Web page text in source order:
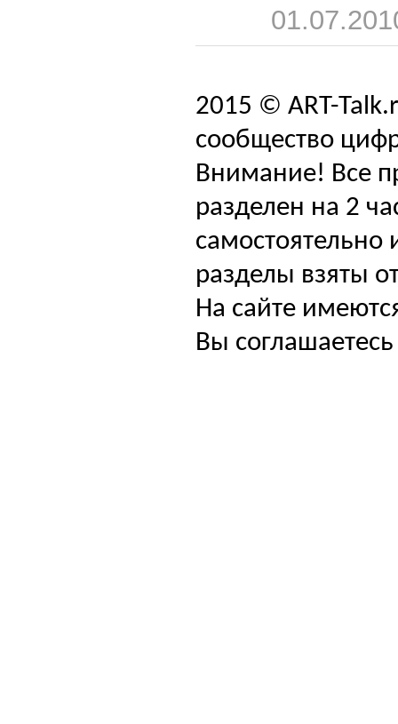
2015 © ART-
сообщество
Внимание! Все
разделен на 2
самостоятельно
разделы взяты
На сайте
Вы